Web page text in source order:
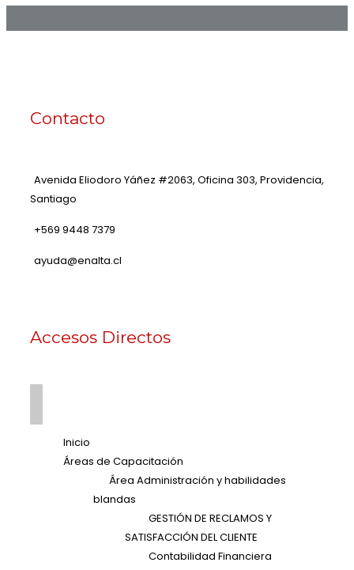
Contacto
Avenida Eliodoro Yáñez #2063, Oficina 303, Providencia,
Santiago
+569 9448 7379
ayuda@enalta.cl
Accesos Directos
Inicio
Áreas de Capacitación
Área Administración y habilidades
blandas
GESTIÓN DE RECLAMOS Y
SATISFACCIÓN DEL CLIENTE
Contabilidad Financiera